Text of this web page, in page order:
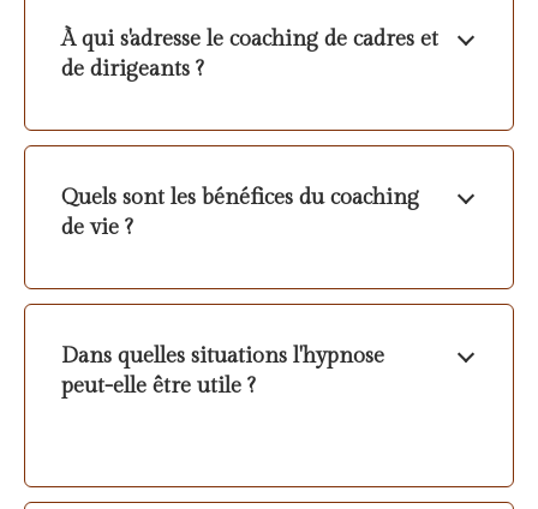
À qui s'adresse le coaching de cadres et
de dirigeants ?
Quels sont les bénéfices du coaching
de vie ?
Dans quelles situations l'hypnose
peut-elle être utile ?